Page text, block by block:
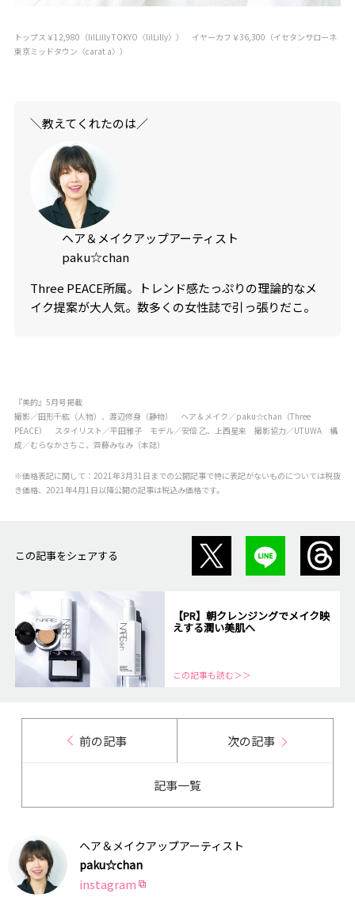
トップス￥12,980（lilLilly TOKYO〈lilLilly〉） イヤーカフ￥36,300（イセタンサローネ
東京ミッドタウン〈carat a〉）
＼教えてくれたのは／
ヘア＆メイクアップアーティスト
paku☆chan
Three PEACE所属。トレンド感たっぷりの理論的なメ
イク提案が大人気。数多くの女性誌で引っ張りだこ。
『美的』5月号掲載
撮影／田形千紘（人物）、渡辺修身（静物） ヘア＆メイク／paku☆chan（Three
PEACE） スタイリスト／平田雅子 モデル／安倍 乙、上西星来 撮影協力／UTUWA 構
成／むらなかさちこ、齊藤みなみ（本誌）
※価格表記に関して：2021年3月31日までの公開記事で特に表記がないものについては税抜
き価格、2021年4月1日以降公開の記事は税込み価格です。
この記事をシェアする
【PR】朝クレンジングでメイク映
えする潤い美肌へ
この記事も読む＞＞
前の記事 次の記事
記事一覧
ヘア＆メイクアップアーティスト
paku☆chan
instagram